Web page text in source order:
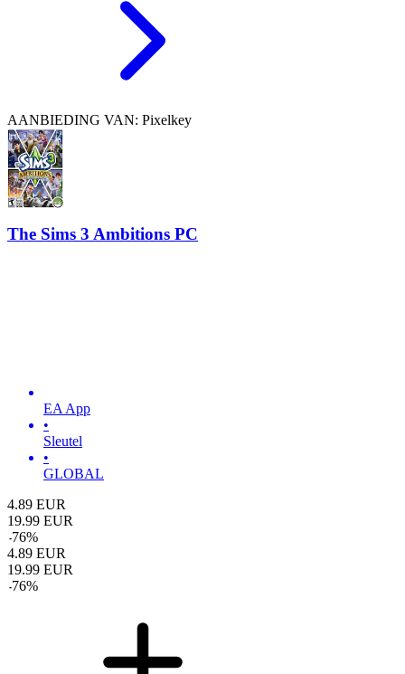
AANBIEDING VAN: Pixelkey
The Sims 3 Ambitions PC
EA App
•
Sleutel
•
GLOBAL
4.89 EUR
19.99 EUR
-76%
4.89 EUR
19.99 EUR
-76%